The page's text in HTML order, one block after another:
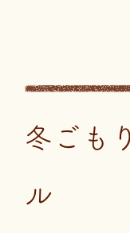
冬ごも
ル